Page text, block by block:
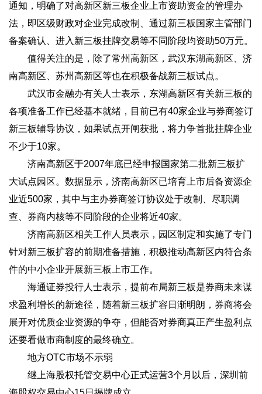
通知，明确了对高新区新三板企业上市资助资金的管理办
法，即区级财政对企业完成改制、通过新三板国家主管部门
备案确认、进入新三板挂牌交易等不同阶段均资助50万元。
值得关注的是，除了常州高新区，武汉东湖高新区、济
南高新区、苏州高新区等也在积极备战新三板试点。
武汉市金融办有关人士表示，东湖高新区有关新三板的
各项准备工作已经基本就绪，目前已有40家企业与券商签订
新三板辅导协议，如果试点开闸获批，将力争首批挂牌企业
不少于10家。
济南高新区于2007年底已经申报国家第二批新三板扩
大试点园区。数据显示，济南高新区已培育上市后备资源企
业近500家，其中与主办券商签订协议处于改制、尽职调
查、券商内核等不同阶段的企业将近40家。
济南高新区相关工作人员表示，园区制定和实施了专门
针对新三板扩容的前期准备措施，积极推动高新区内符合条
件的中小企业开展新三板上市工作。
海通证券投行人士表示，提前布局新三板是券商未来谋
求盈利增长的新途径，随着新三板扩容日渐明朗，券商将会
展开对优质企业资源的争夺，但能否对券商真正产生盈利点
还要看做市商制度的最终确立。
地方OTC市场不示弱
继上海股权托管交易中心正式运营3个月以后，深圳前